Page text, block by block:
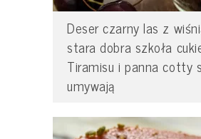
Deser czarny las z
stara dobra szkoła
Tiramisu i panna cotty
umywają